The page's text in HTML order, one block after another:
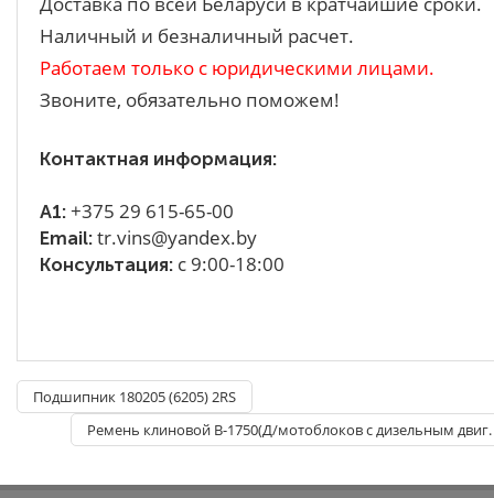
Наличный и безналичный расчет.
Работаем только с юридическими лицами.
Звоните, обязательно поможем!
Контактная информация:
A1: +375 29 615-65-00
Email: tr.vins@yandex.by
Консультация: с 9:00-18:00
Подшипник 180205 (6205) 2RS
Ремень клиновой B-1750(Д/мотоблоков с дизельным